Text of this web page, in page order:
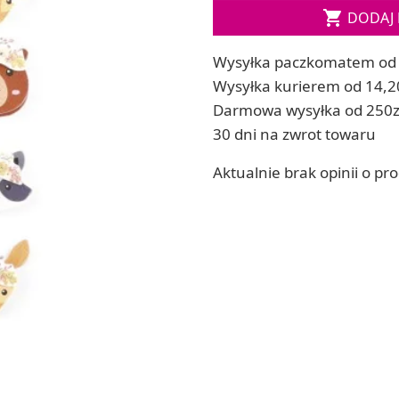
ręcznych
Dodatki: barwniki i zapachy
RZEŹBA, GLINY I ODLEWY
Lepienie i rzeźbienie
Odlewy dekoracyjne
Modelowanie dla dzieci
 DODAJ
Wysyłka paczkomatem od
Wysyłka kurierem od
Darmowa wysyłka od
30 dni na zwrot towaru
Aktualnie brak opinii o